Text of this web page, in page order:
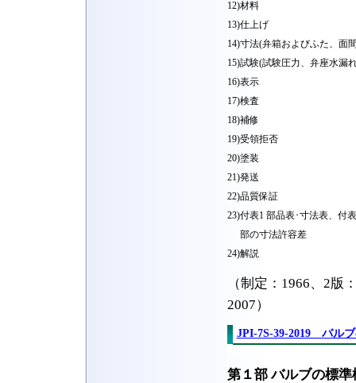
12)材料
13)仕上げ
14)寸法(弁箱およびふた、面
15)試験(試験圧力、弁座水漏
16)表示
17)検査
18)補修
19)受領拒否
20)塗装
21)発送
22)品質保証
23)付表1 部品表･寸法表、付
部の寸法許容差
24)解説
（制定：1966、2版
2007）
JPI-7S-39-2019 バル
第１部 バルブの標準